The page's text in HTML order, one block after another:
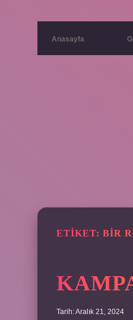
Anasayfa
ETIKET: BIR
Tarih: Aralık 21, 2024